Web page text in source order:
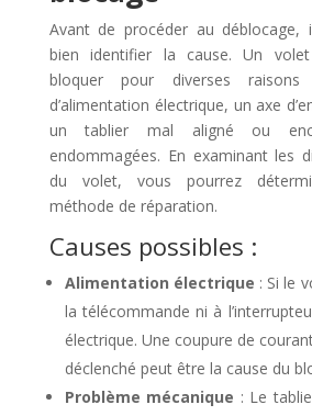
Avant de procéder au déblocage,
bien identifier la cause. Un
bloquer pour diverses
d’alimentation électrique, un axe
un tablier mal aligné ou
endommagées. En examinant les
du volet, vous pourrez
méthode de réparation.
Causes possibles :
Alimentation électrique : Si le
la télécommande ni à
électrique. Une coupure de
déclenché peut être la cause du
Problème mécanique : Le